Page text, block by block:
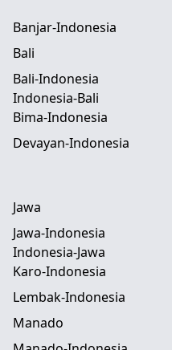
Banjar-Indonesia
Bali
Bali-Indonesia
Indonesia-Bali
Bima-Indonesia
Devayan-Indonesia
Jawa
Jawa-Indonesia
Indonesia-Jawa
Karo-Indonesia
Lembak-Indonesia
Manado